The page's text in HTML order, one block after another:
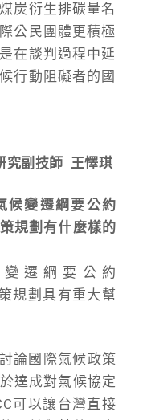
炭衍生排碳量名
公民團體更積極
在談判過程中延
行動阻礙者的國
究副技師 王懌琪
候變遷綱要公約
規劃有什麼樣的
遷綱要公約
規劃具有重大幫
論國際氣候政策
達成對氣候協定
可以讓台灣直接